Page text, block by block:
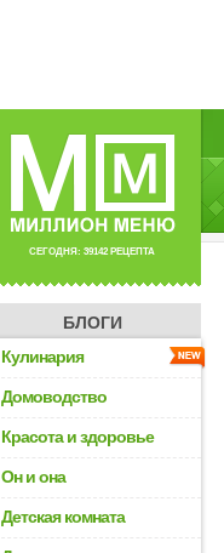
СЕГОДНЯ: 39142 РЕЦЕПТА
БЛОГИ
Кулинария
Домоводство
Красота и здоровье
Он и она
Детская комната